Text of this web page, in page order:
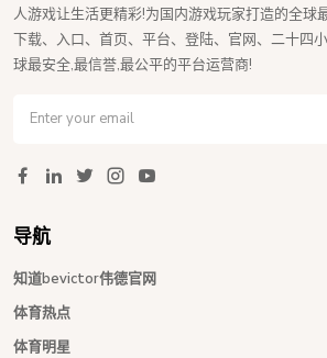
人游戏让生活更精彩!为国内游戏玩家打造的全球
下载、入口、首页、平台、登陆、官网、二十四
球最安全,最信誉,最公平的平台运营商!
导航
知道bevictor伟德官网
体育热点
体育明星